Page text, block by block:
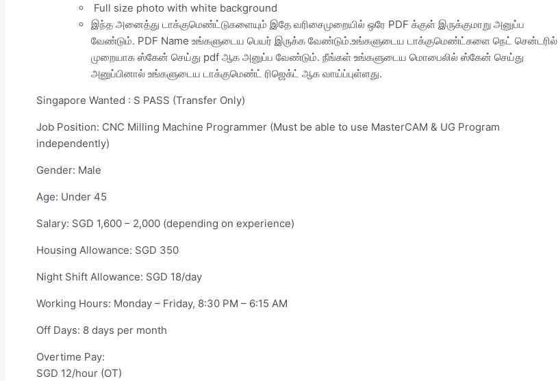
Full size photo with white background
இந்த அனைத்து டாக்குமெண்ட்டுகளையும் இதே வரிசைமுறையில் ஒரே PDF க்குள் இருக்குமாறு அனுப்ப
வேண்டும். PDF Name உங்களுடைய பெயர் இருக்க வேண்டும்.உங்களுடைய டாக்குமெண்ட்களை நெட் சென்டரில்
முறையாக ஸ்கேன் செய்து pdf ஆக அனுப்ப வேண்டும். நீங்கள் உங்களுடைய மொபைலில் ஸ்கேன் செய்து
அனுப்பினால் உங்களுடைய டாக்குமெண்ட் ரிஜெக்ட் ஆக வாய்ப்புள்ளது.
Singapore Wanted : S PASS (Transfer Only)
Job Position: CNC Milling Machine Programmer (Must be able to use MasterCAM & UG Program
independently)
Gender: Male
Age: Under 45
Salary: SGD 1,600 – 2,000 (depending on experience)
Housing Allowance: SGD 350
Night Shift Allowance: SGD 18/day
Working Hours: Monday – Friday, 8:30 PM – 6:15 AM
Off Days: 8 days per month
Overtime Pay:
SGD 12/hour (OT)